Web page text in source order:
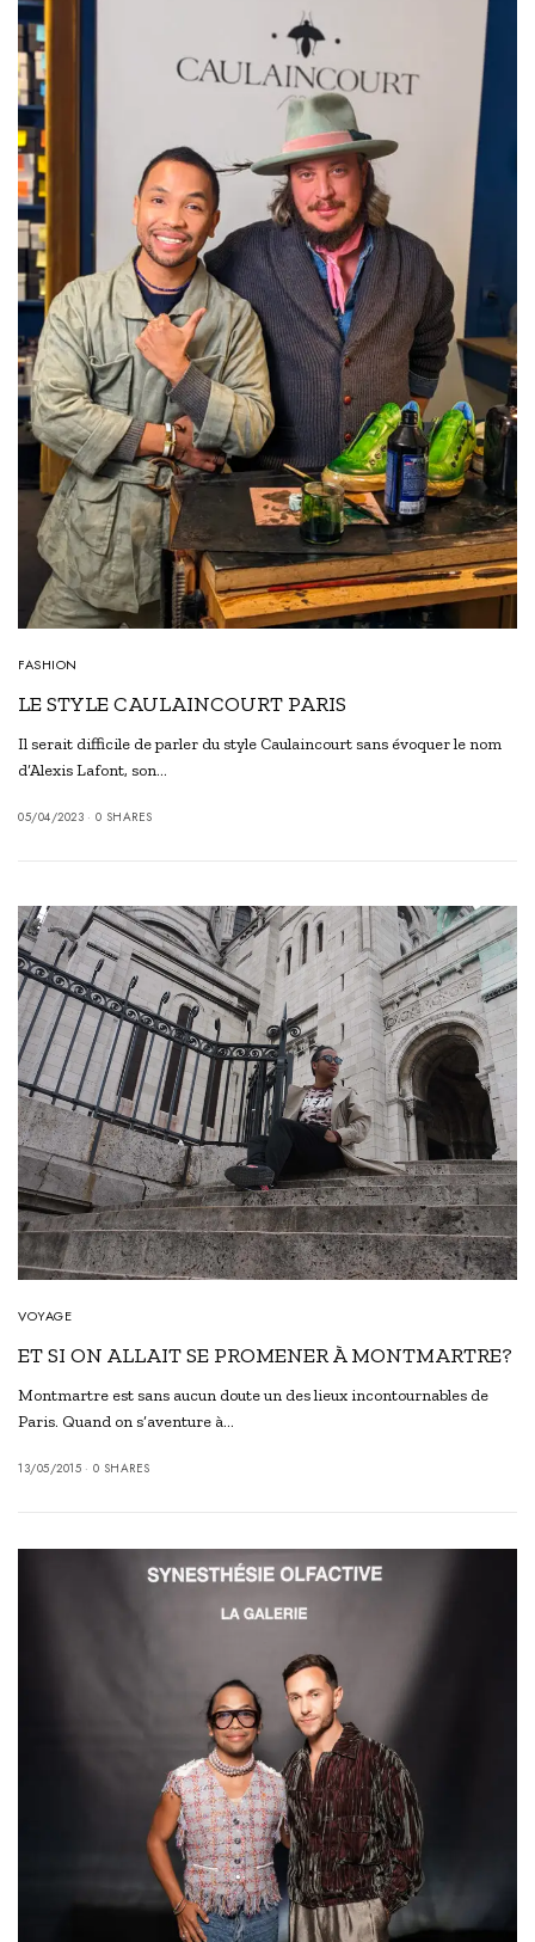
FASHION
LE STYLE CAULAINCOURT PARIS
Il serait difficile de parler du style Caulaincourt sans évoquer le nom
d’Alexis Lafont, son…
05/04/2023 0 SHARES
VOYAGE
ET SI ON ALLAIT SE PROMENER À MONTMARTRE?
Montmartre est sans aucun doute un des lieux incontournables de
Paris. Quand on s’aventure à…
13/05/2015 0 SHARES